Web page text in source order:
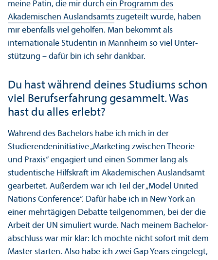
meine Patin, die mir durch ein Programm des
Akademischen Auslands­amts zugeteilt wurde, haben
mir ebenfalls viel geholfen. Man bekommt als
internationale Studentin in Mannheim so viel Unter­
stützung – dafür bin ich sehr dankbar.
Du hast während deines Studiums schon
viel Berufserfahrung gesammelt. Was
hast du alles erlebt?
Während des Bachelors habe ich mich in der
Studierenden­initiative „Marketing zwischen Theorie
und Praxis“ engagiert und einen Sommer lang als
studentische Hilfskraft im Akademischen Auslands­amt
gearbeitet. Außerdem war ich Teil der „Model United
Nations Conference“. Dafür habe ich in New York an
einer mehrtägigen Debatte teilgenommen, bei der die
Arbeit der UN simuliert wurde. Nach meinem Bachelor­
abschluss war mir klar: Ich möchte nicht sofort mit dem
Master starten. Also habe ich zwei Gap Years eingelegt,